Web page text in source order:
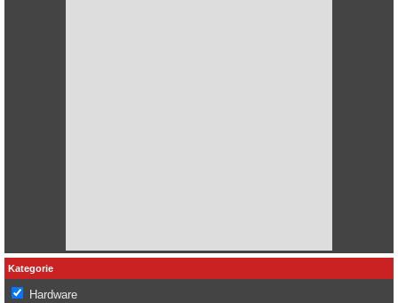
Kategorie
Hardware